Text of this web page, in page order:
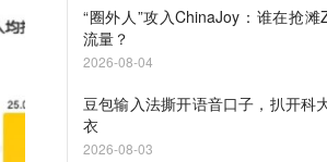
“圈外人”攻入ChinaJoy：谁在抢滩
流量？
2026-08-04
豆包输入法撕开语音口子，扒开科
衣
2026-08-03